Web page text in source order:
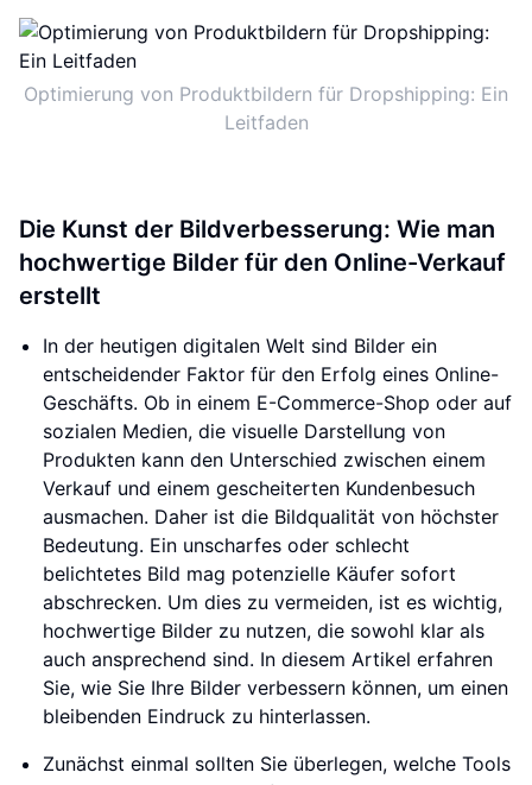
Optimierung von Produktbildern für Dropshipping: Ein
Leitfaden
Die Kunst der Bildverbesserung: Wie man
hochwertige Bilder für den Online-Verkauf
erstellt
In der heutigen digitalen Welt sind Bilder ein
entscheidender Faktor für den Erfolg eines Online-
Geschäfts. Ob in einem E-Commerce-Shop oder auf
sozialen Medien, die visuelle Darstellung von
Produkten kann den Unterschied zwischen einem
Verkauf und einem gescheiterten Kundenbesuch
ausmachen. Daher ist die Bildqualität von höchster
Bedeutung. Ein unscharfes oder schlecht
belichtetes Bild mag potenzielle Käufer sofort
abschrecken. Um dies zu vermeiden, ist es wichtig,
hochwertige Bilder zu nutzen, die sowohl klar als
auch ansprechend sind. In diesem Artikel erfahren
Sie, wie Sie Ihre Bilder verbessern können, um einen
bleibenden Eindruck zu hinterlassen.
Zunächst einmal sollten Sie überlegen, welche Tools